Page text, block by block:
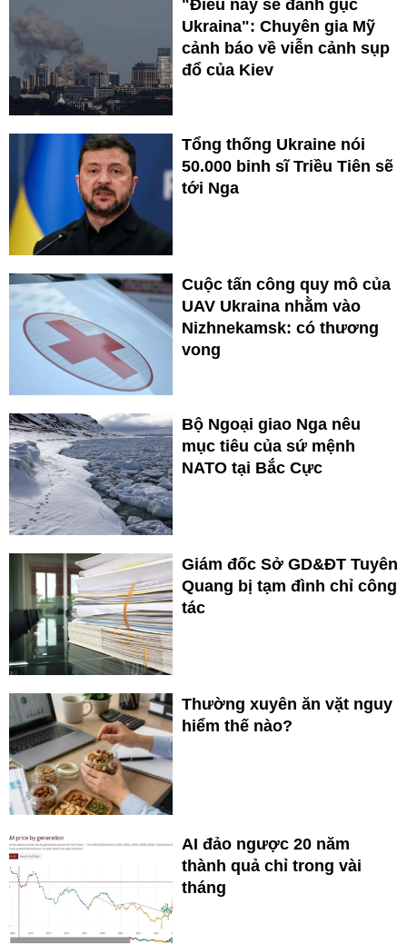
"Điều này sẽ đánh gục
Ukraina": Chuyên gia Mỹ
cảnh báo về viễn cảnh sụp
đổ của Kiev
Tổng thống Ukraine nói
50.000 binh sĩ Triều Tiên sẽ
tới Nga
Cuộc tấn công quy mô của
UAV Ukraina nhằm vào
Nizhnekamsk: có thương
vong
Bộ Ngoại giao Nga nêu
mục tiêu của sứ mệnh
NATO tại Bắc Cực
Giám đốc Sở GD&ĐT Tuyên
Quang bị tạm đình chỉ công
tác
Thường xuyên ăn vặt nguy
hiểm thế nào?
AI đảo ngược 20 năm
thành quả chỉ trong vài
tháng